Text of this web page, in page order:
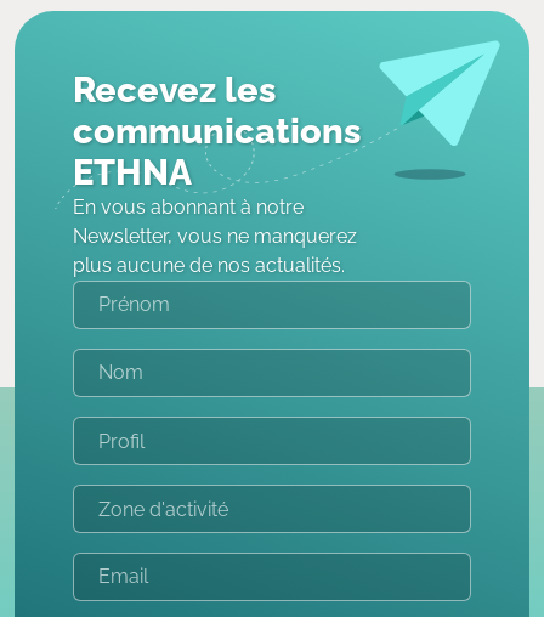
Recevez les
communications
ETHNA
En vous abonnant à notre
Newsletter, vous ne manquerez
plus aucune de nos actualités.